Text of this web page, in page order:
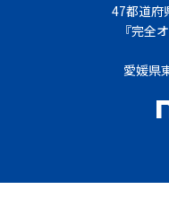
47都道府
『完全
愛媛県